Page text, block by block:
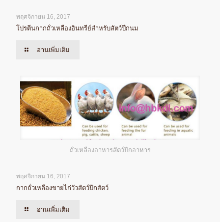
พฤศจิกายน 16, 2017
โปรตีนกากถั่วเหลืองอินทรีย์สำหรับสัตว์ปีกนม
อ่านเพิ่มเติม
ถั่วเหลืองอาหารสัตว์ปีกอาหาร
พฤศจิกายน 16, 2017
กากถั่วเหลืองขายไก่วัวสัตว์ปีกสัตว์
อ่านเพิ่มเติม